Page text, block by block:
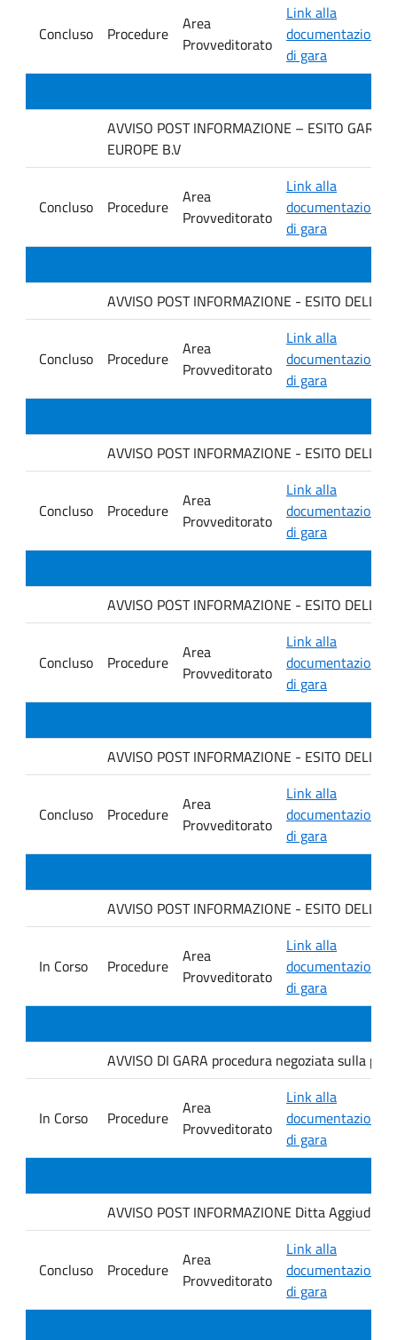
Concluso Procedure
Area
Provveditorato
Link alla
documentazione
di gara
AVVISO POST INFORMAZIONE – ESITO GARA
EUROPE B.V
Concluso Procedure
Area
Provveditorato
Link alla
documentazione
di gara
AVVISO POST INFORMAZIONE - ESITO
Concluso Procedure
Area
Provveditorato
Link alla
documentazione
di gara
AVVISO POST INFORMAZIONE - ESITO
Concluso Procedure
Area
Provveditorato
Link alla
documentazione
di gara
AVVISO POST INFORMAZIONE - ESITO
Concluso Procedure
Area
Provveditorato
Link alla
documentazione
di gara
AVVISO POST INFORMAZIONE - ESITO
Concluso Procedure
Area
Provveditorato
Link alla
documentazione
di gara
AVVISO POST INFORMAZIONE - ESITO
In Corso Procedure
Area
Provveditorato
Link alla
documentazione
di gara
AVVISO DI GARA procedura negoziata sulla
In Corso Procedure
Area
Provveditorato
Link alla
documentazione
di gara
AVVISO POST INFORMAZIONE Ditta
Concluso Procedure
Area
Provveditorato
Link alla
documentazione
di gara